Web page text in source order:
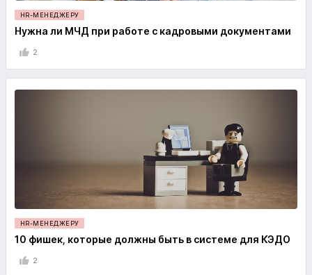
HR-МЕНЕДЖЕРУ
Нужна ли МЧД при работе с кадровыми документами
2
HR-МЕНЕДЖЕРУ
10 фишек, которые должны быть в системе для КЭДО
2